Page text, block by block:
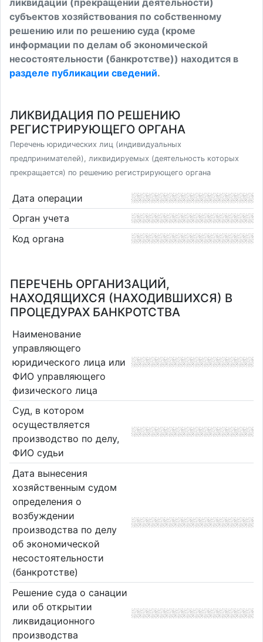
ликвидации (прекращении деятельности)
субъектов хозяйствования по собственному
решению или по решению суда (кроме
информации по делам об экономической
несостоятельности (банкротстве)) находится в
разделе публикации сведений.
ЛИКВИДАЦИЯ ПО РЕШЕНИЮ
РЕГИСТРИРУЮЩЕГО ОРГАНА
Перечень юридических лиц (индивидуальных
предпринимателей), ликвидируемых (деятельность которых
прекращается) по решению регистрирующего органа
Дата операции
Орган учета
Код органа
ПЕРЕЧЕНЬ ОРГАНИЗАЦИЙ,
НАХОДЯЩИХСЯ (НАХОДИВШИХСЯ) В
ПРОЦЕДУРАХ БАНКРОТСТВА
Наименование
управляющего
юридического лица или
ФИО управляющего
физического лица
Суд, в котором
осуществляется
производство по делу,
ФИО судьи
Дата вынесения
хозяйственным судом
определения о
возбуждении
производства по делу
об экономической
несостоятельности
(банкротстве)
Решение суда о санации
или об открытии
ликвидационного
производства